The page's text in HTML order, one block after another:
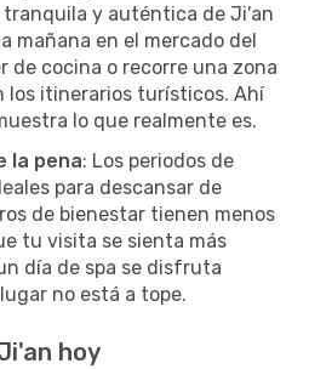
y auténtica de Ji'an
mañana en el mercado del
de cocina o recorre una zona
los itinerarios turísticos. Ahí
lo que realmente es.
la pena: Los periodos de
para descansar de
de bienestar tienen menos
tu visita se sienta más
día de spa se disfruta
no está a tope.
hoy